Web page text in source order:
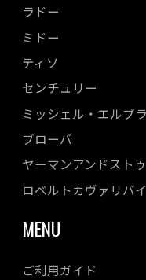
ラドー
ミドー
ティソ
センチュリー
ミッシェル・エルブ
ブローバ
ヤーマンアンドスト
ロベルトカヴァリバ
MENU
ご利用ガイド